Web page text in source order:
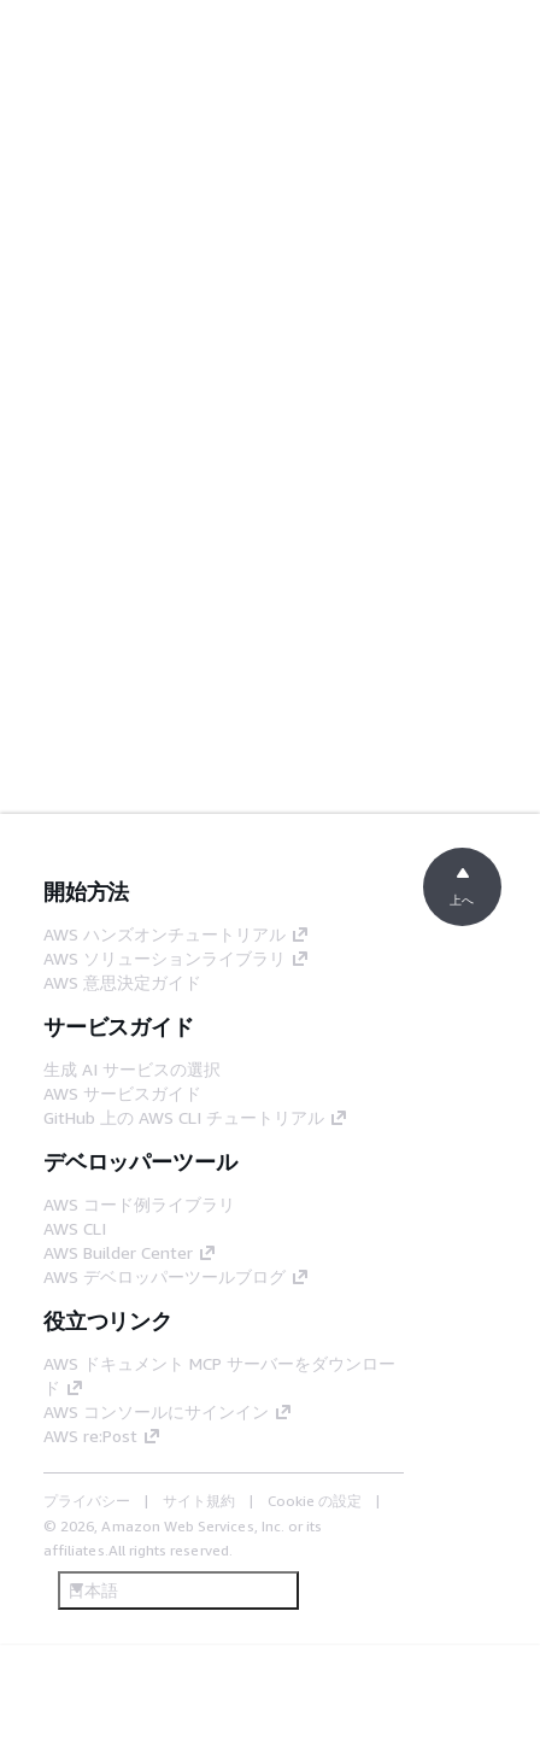
開始方法
AWS ハンズオンチュートリアル
AWS ソリューションライブラリ
AWS 意思決定ガイド
サービスガイド
生成 AI サービスの選択
AWS サービスガイド
GitHub 上の AWS CLI チュートリアル
デベロッパーツール
AWS コード例ライブラリ
AWS CLI
AWS Builder Center
AWS デベロッパーツールブログ
役立つリンク
AWS ドキュメント MCP サーバーをダウンロー
ド
AWS コンソールにサインイン
AWS re:Post
プライバシー サイト規約
Cookie の設定
© 2026, Amazon Web Services, Inc. or its
affiliates.All rights reserved.
日本語
上へ